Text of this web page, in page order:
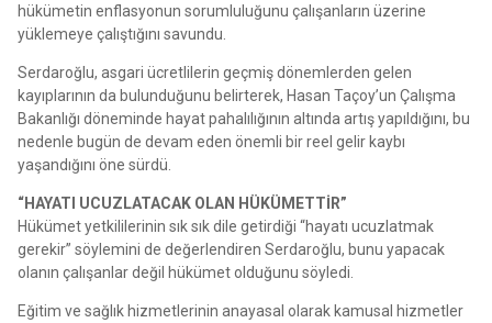
hükümetin enflasyonun sorumluluğunu çalışanların üzerine
yüklemeye çalıştığını savundu.
Serdaroğlu, asgari ücretlilerin geçmiş dönemlerden gelen
kayıplarının da bulunduğunu belirterek, Hasan Taçoy’un Çalışma
Bakanlığı döneminde hayat pahalılığının altında artış yapıldığını, bu
nedenle bugün de devam eden önemli bir reel gelir kaybı
yaşandığını öne sürdü.
“HAYATI UCUZLATACAK OLAN HÜKÜMETTİR”
Hükümet yetkililerinin sık sık dile getirdiği “hayatı ucuzlatmak
gerekir” söylemini de değerlendiren Serdaroğlu, bunu yapacak
olanın çalışanlar değil hükümet olduğunu söyledi.
Eğitim ve sağlık hizmetlerinin anayasal olarak kamusal hizmetler